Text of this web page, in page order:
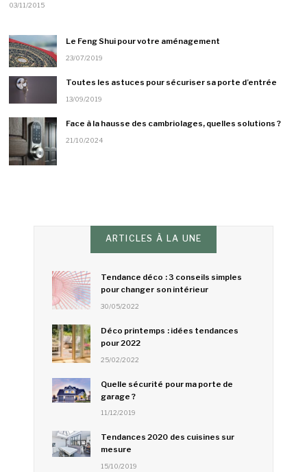
03/11/2015
Le Feng Shui pour votre aménagement
23/07/2019
Toutes les astuces pour sécuriser sa porte d’entrée
13/09/2019
Face à la hausse des cambriolages, quelles solutions ?
21/10/2024
ARTICLES À LA UNE
Tendance déco : 3 conseils simples
pour changer son intérieur
30/05/2022
Déco printemps : idées tendances
pour 2022
25/02/2022
Quelle sécurité pour ma porte de
garage ?
11/12/2019
Tendances 2020 des cuisines sur
mesure
15/10/2019